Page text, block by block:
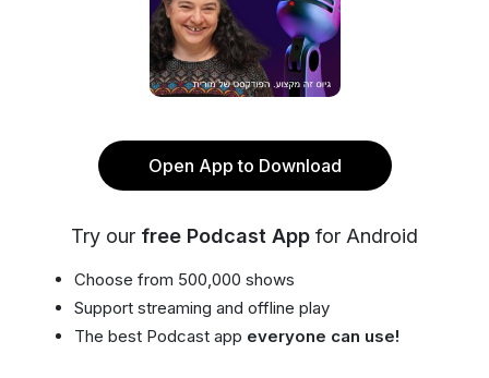
Open App to Download
Try our free Podcast App for Android
Choose from 500,000 shows
Support streaming and offline play
The best Podcast app everyone can use!